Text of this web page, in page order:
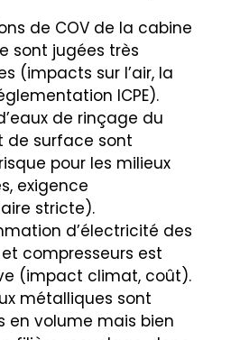
de COV de la cabine
sont jugées très
(impacts sur l’air, la
ICPE).
de rinçage du
de surface sont
pour les milieux
exigence
stricte).
d’électricité des
compresseurs est
(impact climat, coût).
métalliques sont
en volume mais bien